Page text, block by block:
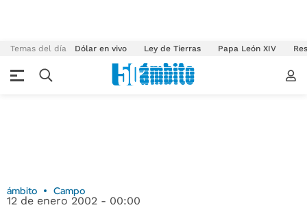
Temas del día Dólar en vivo Ley de Tierras Papa León XIV
ámbito Campo
12 de enero 2002 - 00:00